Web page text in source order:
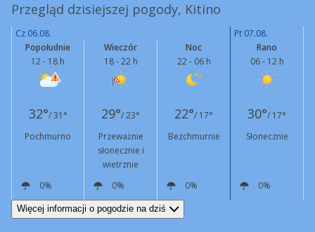
Przegląd dzisiejszej pogody, Kitino
Cz 06.08.
Pt 07.08.
Popołudnie
12 - 18 h
Wieczór
18 - 22 h
Noc
22 - 06 h
Rano
06 - 12 h
32°/ 31° 29°/ 23° 22°/ 17° 30°/ 17°
Pochmurno
Przeważnie
słonecznie i
wietrznie
Bezchmurnie Słonecznie
0% 0% 0%
0%
NE
15 km/h E
14 km/h
Więcej informacji o pogodzie na dziś